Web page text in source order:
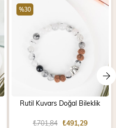
Rutil Kuvars Doğal Bileklik
₺491,29
₺701,84
%30